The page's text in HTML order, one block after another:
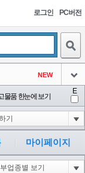
로그인 PC버전
NEW
아이콘
아이콘
아이콘
-16
아이콘
-1
물품 한눈에 보기
E
마이페이지